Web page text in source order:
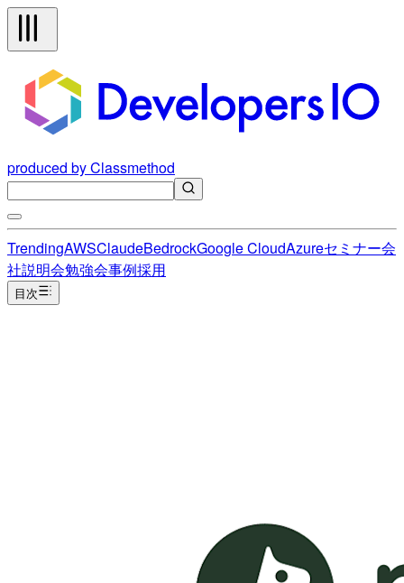
produced by Classmethod
TrendingAWSClaudeBedrockGoogle CloudAzureセミナー会
社説明会勉強会事例採用
目次